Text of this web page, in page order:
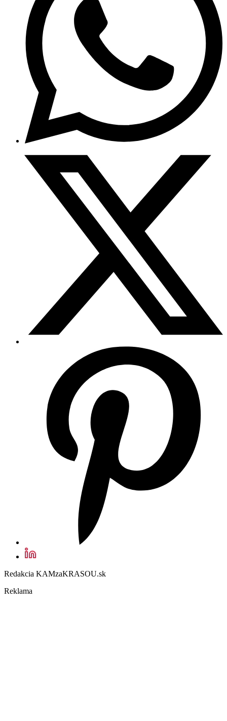
Redakcia KAMzaKRASOU.sk
Reklama